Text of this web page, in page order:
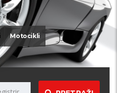
Motocikli